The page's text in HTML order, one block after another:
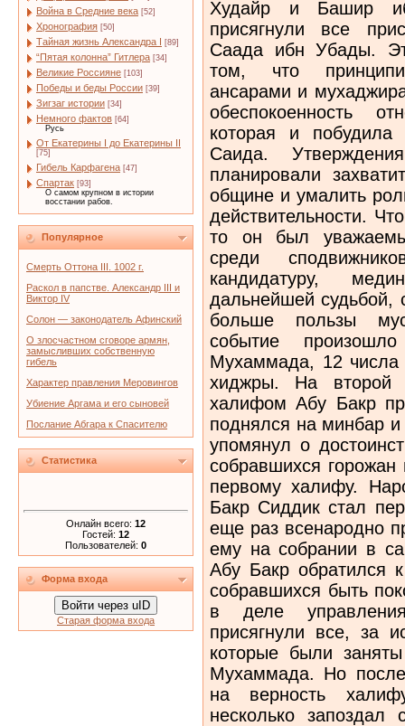
Война в Средние века [52]
Хронография [50]
Тайная жизнь Александра I [89]
“Пятая колонна” Гитлера [34]
Великие Россияне [103]
Победы и беды России [39]
Зигзаг истории [34]
Немного фактов [64]
Русь
От Екатерины I до Екатерины II
[75]
Гибель Карфагена [47]
Спартак [93]
О самом крупном в истории
восстании рабов.
Популярное
Смерть Оттона III. 1002 г.
Раскол в папстве. Александр III и
Виктор IV
Солон — законодатель Афинский
О злосчастном сговоре армян,
замысливших собственную
гибель
Характер правления Меровингов
Убиение Аргама и его сыновей
Послание Абгара к Спасителю
Статистика
Онлайн всего: 12
Гостей: 12
Пользователей: 0
Форма входа
Войти через uID
Старая форма входа
Худайр и Башир
присягнули все
Саада ибн Убады.
том, что
ансарами и
обеспокоенность
которая и
Саида.
планировали
общине и умалить
действительности.
то он был
среди
кандидатуру,
дальнейшей судьбой,
больше пользы
событие
Мухаммада, 12 числа
хиджры. На второй
халифом Абу Бакр
поднялся на минбар
упомянул о
собравшихся горожан
первому халифу.
Бакр Сиддик стал
еще раз всенародно
ему на собрании в
Абу Бакр обратился
собравшихся быть
в деле
присягнули все, за
которые были
Мухаммада. Но
на верность
несколько